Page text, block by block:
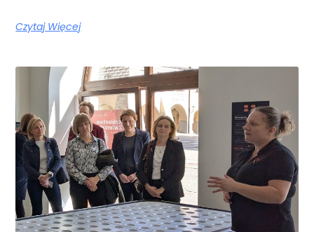
Czytaj Więcej